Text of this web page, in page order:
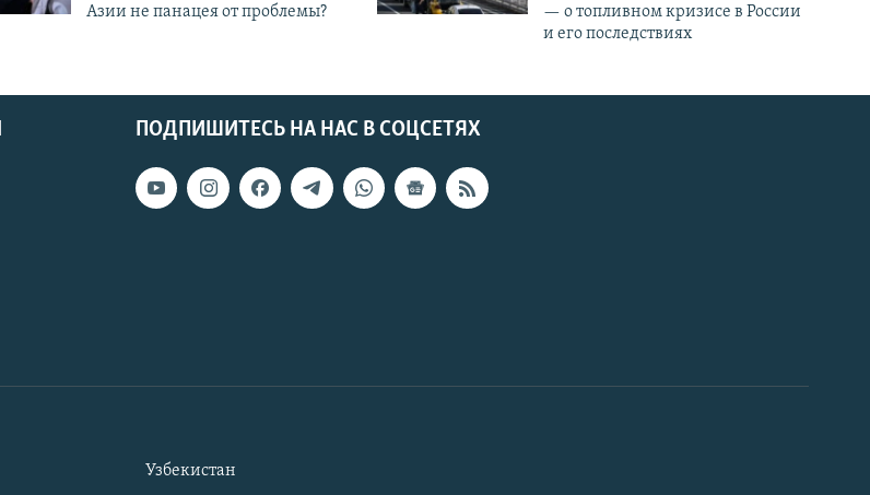
Азии не панацея от проблемы?
— о топливном кризисе в России
и его последствиях
ПОДПИШИТЕСЬ НА НАС В СОЦСЕТЯХ
Узбекистан